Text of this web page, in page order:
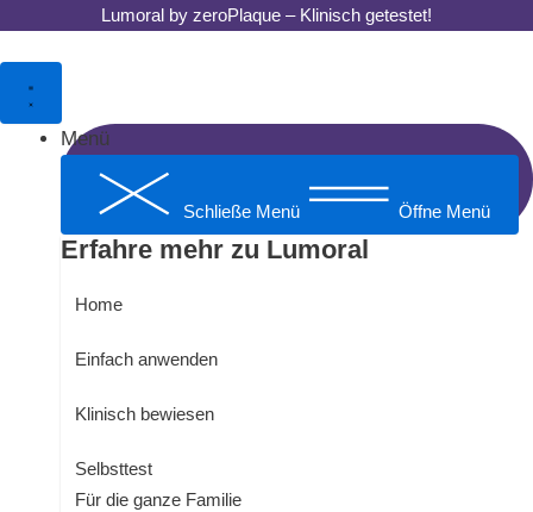
Lumoral by zeroPlaque – Klinisch getestet!
Menü
Schließe Menü Öffne Menü
Erfahre mehr zu Lumoral
Home
Einfach anwenden
Klinisch bewiesen
Selbsttest
Für die ganze Familie